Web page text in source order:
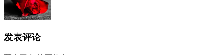
发表评论